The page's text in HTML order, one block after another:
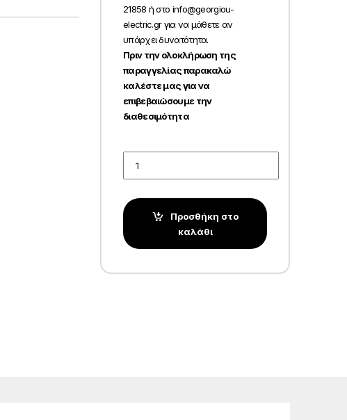
21858 ή στο info@georgiou-
electric.gr για να μάθετε αν
υπάρχει δυνατότητα.
Πριν την ολοκλήρωση της
παραγγελίας παρακαλώ
καλέστε μας για να
επιβεβαιώσουμε την
διαθεσιμότητα
Προσθήκη στο
καλάθι